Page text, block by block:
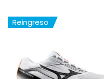
Reingreso
Este
múltiples
variantes.